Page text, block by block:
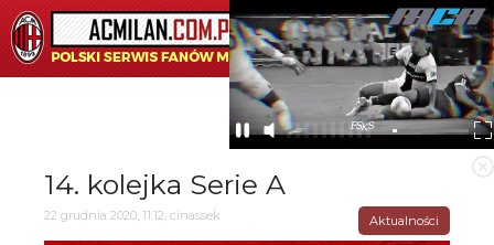
☰
14. kolejka Serie A
22 grudnia 2020, 11:12, cinassek Aktualności